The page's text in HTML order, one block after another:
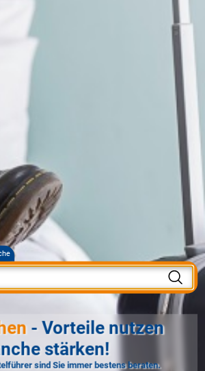
- Vorteile nutzen
stärken!
sind Sie immer bestens beraten.